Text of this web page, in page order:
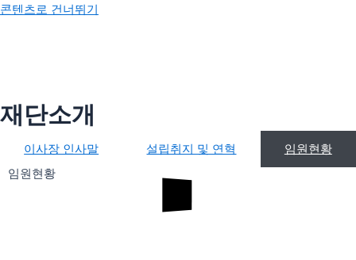
콘텐츠로 건너뛰기
이사장 인사말
설립취지 및 연혁
임원현황
재단소개
이사장 인사말 설립취지 및 연혁 임원현황
임원현황